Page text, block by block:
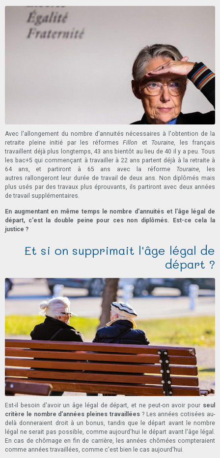
Avec l'allongement du nombre d'annuités nécessaires à l'obtention de la
retraite pleine initié par les réformes Fillon et Touraine , les français
travaillent déjà plus longtemps, 43 ans bientôt au lieu de 40 il y a peu. Tous
les bac+5 qui commençant à travailler à 22 ans partent déjà à la retraite à
64 ans, et partiront à 65 ans avec la réforme Touraine , les
autres rallongeront leur durée de travail de deux ans. Non diplômés mais
plus usés par des travaux plus éprouvants, ils partiront avec deux années
de travail supplémentaires.
En augmentant en même temps le nombre d'annuités et l'âge légal de
départ, c'est la double peine pour ces non diplômés. Est-ce cela la
justice ?
Et si on supprimait l'âge légal de
départ ?
Est-il besoin d'avoir un âge légal de départ, et ne peut-on avoir pour seul
critère le nombre d'années pleines travaillées ? Les années cotisées au-
delà donneraient droit à un bonus, tandis que le départ avant le nombre
légal ne serait pas possible, comme aujourd'hui le départ avant l'âge légal.
En cas de chômage en fin de carrière, les années chômées compteraient
comme années travaillées, comme c'est bien le cas aujourd'hui.